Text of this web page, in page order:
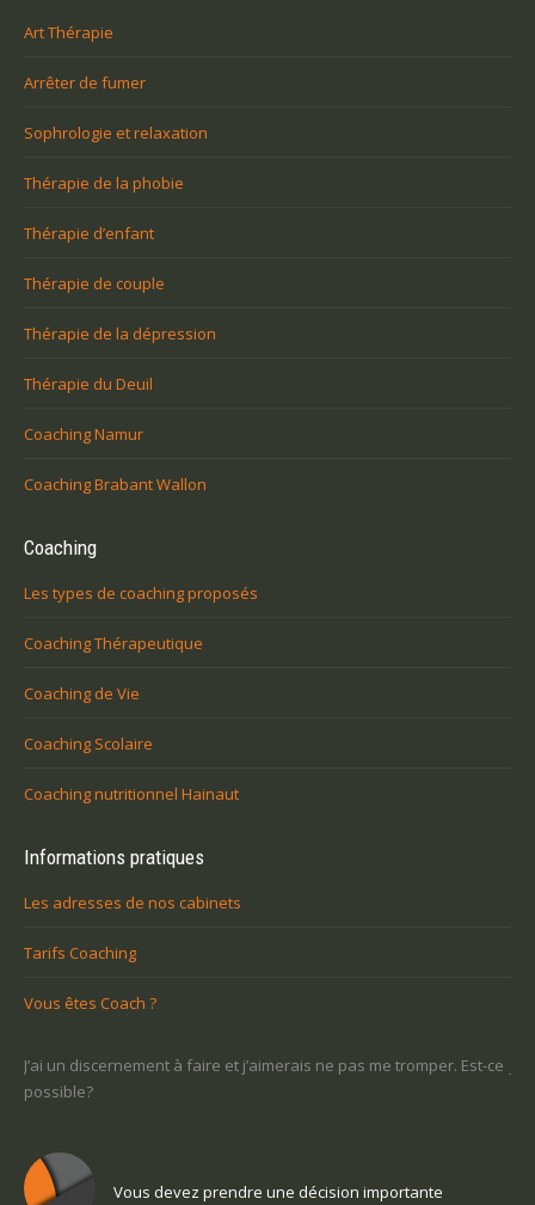
Art Thérapie
Arrêter de fumer
Sophrologie et relaxation
Thérapie de la phobie
Thérapie d’enfant
Thérapie de couple
Thérapie de la dépression
Thérapie du Deuil
Coaching Namur
Coaching Brabant Wallon
Coaching
Les types de coaching proposés
Coaching Thérapeutique
Coaching de Vie
Coaching Scolaire
Coaching nutritionnel Hainaut
Informations pratiques
Les adresses de nos cabinets
Tarifs Coaching
Vous êtes Coach ?
Est-ce Je ne sais pas ce que je veux faire dans la vie : comment
un sens
Vous voulez trouver votre voix personnelle